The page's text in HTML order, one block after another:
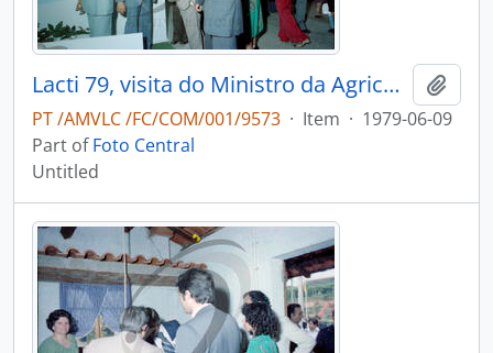
Lacti 79, visita do Ministro da Agricultura e Pescas e do Governador Civil de Aveiro
PT /AMVLC /FC/COM/001/9573 · Item · 1979-06-09
Part ofFoto Central
Untitled